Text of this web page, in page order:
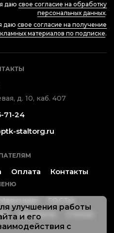
даю свое согласие на обработку
персональных данных.
даю свое согласие на получение
материалов по подписке.
д. 10, каб. 407
71-24
staltorg.ru
Оплата Контакты
ГОСТы
Контакты
улучшения работы
и его
с